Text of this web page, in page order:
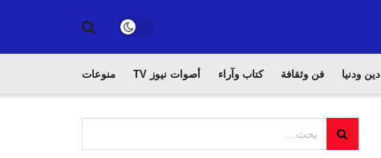
دين ودنيا فن وثقافة كتاب وآراء أصوات نيوز TV منوعات